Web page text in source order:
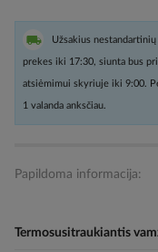
Užsakius
prekes iki 17:30, siunta bus
atsiėmimui skyriuje iki 9:00.
1 valanda anksčiau.
Papildoma informacija:
Termosusitraukiantis